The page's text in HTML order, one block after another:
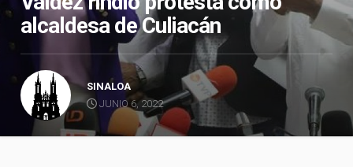
alcaldesa de Culiacán
SINALOA
JUNIO 6, 2022